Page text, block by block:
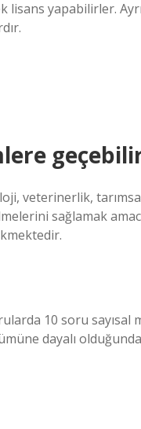
yapabilirler.
veterinerlik,
sağlamak
10 soru sayısal
dayalı